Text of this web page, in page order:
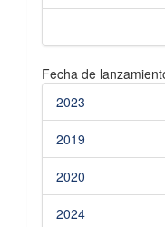
Fecha de
2023
2019
2020
2024